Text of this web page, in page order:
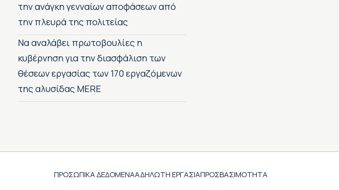
την ανάγκη γενναίων αποφάσεων από
την πλευρά της πολιτείας
Να αναλάβει πρωτοβουλίες η
κυβέρνηση για την διασφάλιση των
θέσεων εργασίας των 170 εργαζόμενων
της αλυσίδας MERE
ΠΡΟΣΩΠΙΚΑ ΔΕΔΟΜΕΝΑΑΔΗΛΩΤΗ ΕΡΓΑΣΙΑΠΡΟΣΒΑΣΙΜΟΤΗΤΑ